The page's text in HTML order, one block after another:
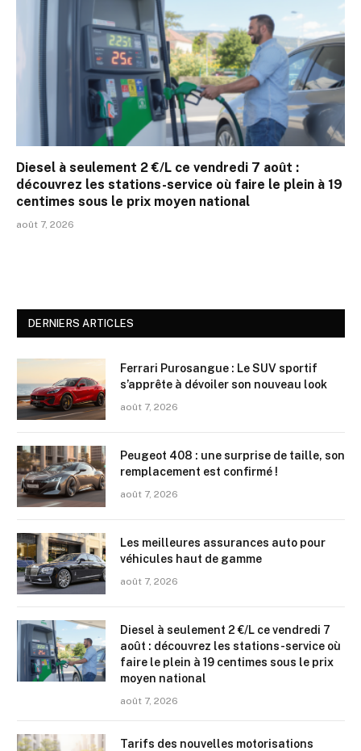
Diesel à seulement 2 €/L ce vendredi 7 août :
découvrez les stations-service où faire le plein à 19
centimes sous le prix moyen national
août 7, 2026
DERNIERS ARTICLES
Ferrari Purosangue : Le SUV sportif
s’apprête à dévoiler son nouveau look
août 7, 2026
Peugeot 408 : une surprise de taille, son
remplacement est confirmé !
août 7, 2026
Les meilleures assurances auto pour
véhicules haut de gamme
août 7, 2026
Diesel à seulement 2 €/L ce vendredi 7
août : découvrez les stations-service où
faire le plein à 19 centimes sous le prix
moyen national
août 7, 2026
Tarifs des nouvelles motorisations